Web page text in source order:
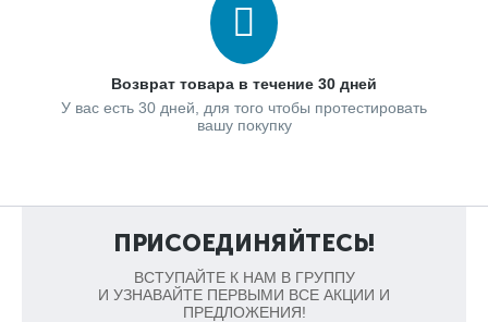
Возврат товара в течение 30 дней
У вас есть 30 дней, для того чтобы протестировать
вашу покупку
ПРИСОЕДИНЯЙТЕСЬ!
ВСТУПАЙТЕ К НАМ В ГРУППУ
И УЗНАВАЙТЕ ПЕРВЫМИ ВСЕ АКЦИИ И
ПРЕДЛОЖЕНИЯ!